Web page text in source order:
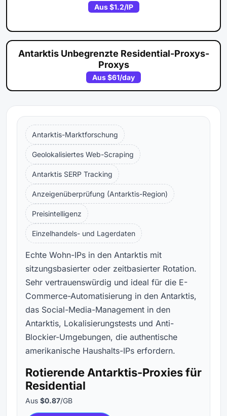
Aus$1.2/IP
Antarktis Unbegrenzte Residential-Proxys-
Proxys
Aus$61/day
Antarktis-Marktforschung
Geolokalisiertes Web-Scraping
Antarktis SERP Tracking
Anzeigenüberprüfung (Antarktis-Region)
Preisintelligenz
Einzelhandels- und Lagerdaten
Echte Wohn-IPs in den Antarktis mit
sitzungsbasierter oder zeitbasierter Rotation.
Sehr vertrauenswürdig und ideal für die E-
Commerce-Automatisierung in den Antarktis,
das Social-Media-Management in den
Antarktis, Lokalisierungstests und Anti-
Blockier-Umgebungen, die authentische
amerikanische Haushalts-IPs erfordern.
Rotierende Antarktis-Proxies für
Residential
Aus $0.87/GB